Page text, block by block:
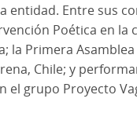
entidad. Entre sus
Poética en la
la Primera
Chile; y
el grupo Proyecto